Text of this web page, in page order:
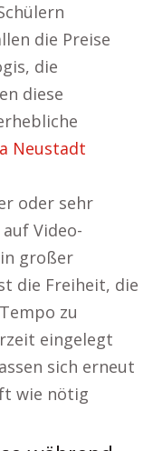
die Preise
die
diese
Neustadt
oder sehr
Video-
großer
die Freiheit, die
zu
eingelegt
sich erneut
wie nötig